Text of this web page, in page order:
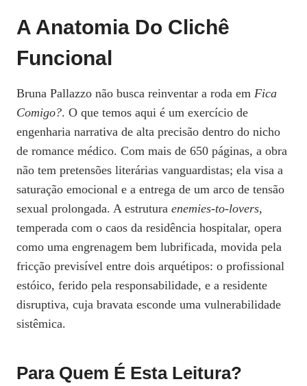
A Anatomia Do Clichê
Funcional
Bruna Pallazzo não busca reinventar a roda em Fica
Comigo?. O que temos aqui é um exercício de
engenharia narrativa de alta precisão dentro do nicho
de romance médico. Com mais de 650 páginas, a obra
não tem pretensões literárias vanguardistas; ela visa a
saturação emocional e a entrega de um arco de tensão
sexual prolongada. A estrutura enemies-to-lovers,
temperada com o caos da residência hospitalar, opera
como uma engrenagem bem lubrificada, movida pela
fricção previsível entre dois arquétipos: o profissional
estóico, ferido pela responsabilidade, e a residente
disruptiva, cuja bravata esconde uma vulnerabilidade
sistêmica.
Para Quem É Esta Leitura?